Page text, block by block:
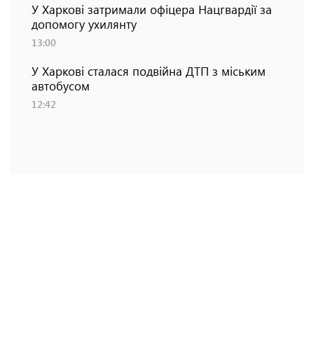
У Харкові затримали офіцера Нацгвардії за
допомогу ухилянту
13:00
У Харкові сталася подвійна ДТП з міським
автобусом
12:42